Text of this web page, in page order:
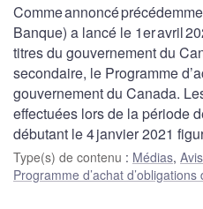
Comme annoncé
Banque) a lancé le 1er avril
titres du gouvernement du
secondaire, le Programme
gouvernement du Canada.
effectuées lors de la période
débutant le 4 janvier 2021
Type(s) de contenu : Médias,
Programme d’achat